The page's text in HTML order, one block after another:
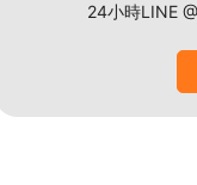
24小時LINE